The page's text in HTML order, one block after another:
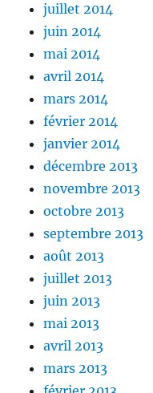
juillet 2014
juin 2014
mai 2014
avril 2014
mars 2014
février 2014
janvier 2014
décembre 2013
novembre 2013
octobre 2013
septembre 2013
août 2013
juillet 2013
juin 2013
mai 2013
avril 2013
mars 2013